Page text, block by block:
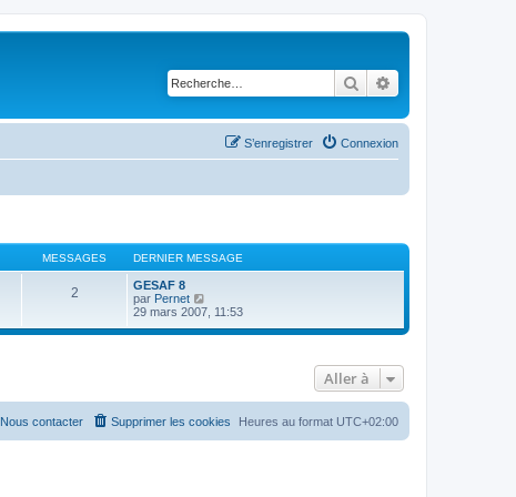
Rechercher
Connexion
S’enregistrer
MESSAGES DERNIER MESSAGE
2
GESAF 8
par Pernet
o
r
r
n
i
e
29 mars 2007, 11:53
Aller à
Heures au format UTC+02:00
Supprimer les cookies
Nous contacter